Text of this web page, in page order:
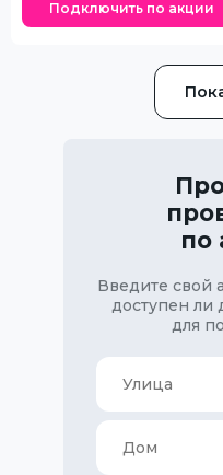
Подключить по акции
по
Введите свой
доступен ли
для